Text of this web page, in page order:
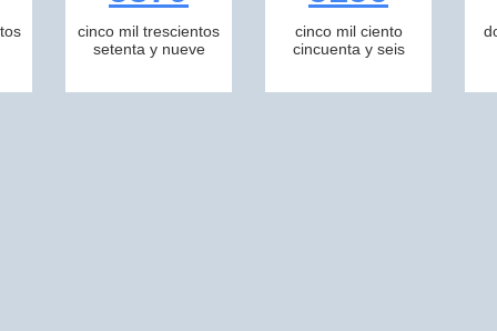
cinco mil trescientos
setenta y nueve
cinco mil ciento
cincuenta y seis